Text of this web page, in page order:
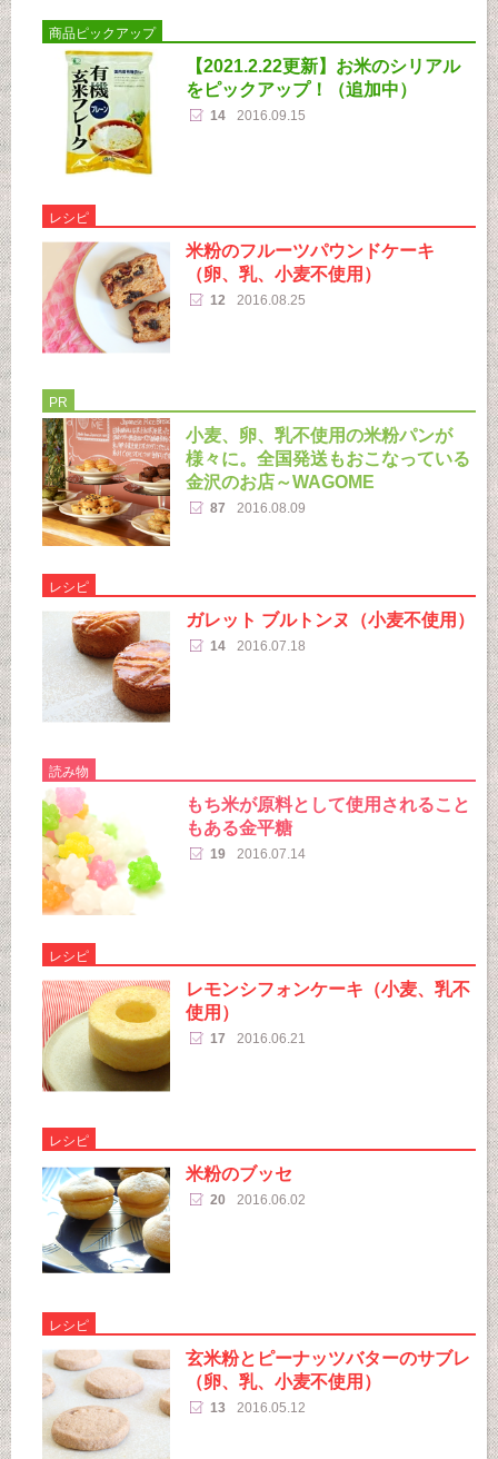
商品ピックアップ
【2021.2.22更新】お米のシリアル
をピックアップ！（追加中）
14 2016.09.15
レシピ
米粉のフルーツパウンドケーキ
（卵、乳、小麦不使用）
12 2016.08.25
PR
小麦、卵、乳不使用の米粉パンが
様々に。全国発送もおこなっている
金沢のお店～WAGOME
87 2016.08.09
レシピ
ガレット ブルトンヌ（小麦不使用）
14 2016.07.18
読み物
もち米が原料として使用されること
もある金平糖
19 2016.07.14
レシピ
レモンシフォンケーキ（小麦、乳不
使用）
17 2016.06.21
レシピ
米粉のブッセ
20 2016.06.02
レシピ
玄米粉とピーナッツバターのサブレ
（卵、乳、小麦不使用）
13 2016.05.12